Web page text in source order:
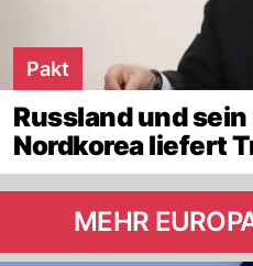
Pakt
Russland und
Nordkorea liefert
MEHR